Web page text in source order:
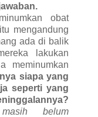
obat
mengandung
ada di balik
lakukan
meminumkan
siapa yang
seperti yang
masih belum